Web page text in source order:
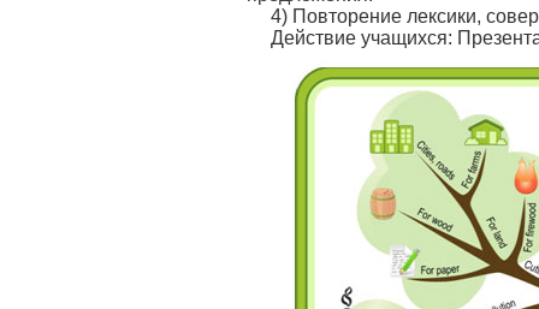
4) Повторение лексики,
Действие учащихся: